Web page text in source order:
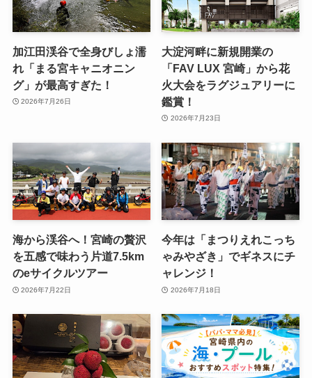
加江田渓谷で全身びしょ濡
れ「まる宮キャニオニン
グ」が最高すぎた！
2026年7月26日
大淀河畔に新規開業の
「FAV LUX 宮崎」から花
火大会をラグジュアリーに
鑑賞！
2026年7月23日
海から渓谷へ！宮崎の贅沢
を五感で味わう片道7.5km
のeサイクルツアー
2026年7月22日
今年は「まつりえれこっち
ゃみやざき」でギネスにチ
ャレンジ！
2026年7月18日